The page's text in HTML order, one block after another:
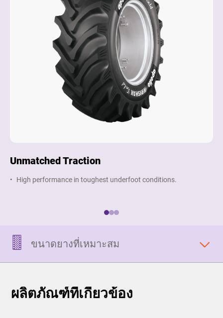
Unmatched Traction
High performance in toughest underfoot conditions.
ขนาดยางที่เหมาะสม
ผลิตภัณฑ์ที่เกี่ยวข้อง